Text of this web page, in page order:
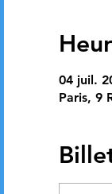
04 juil.
Paris, 9